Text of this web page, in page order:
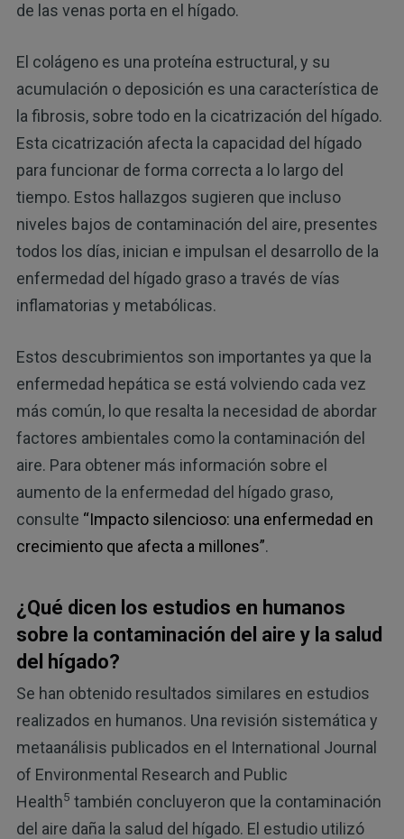
de las venas porta en el hígado.
El colágeno es una proteína estructural, y su
acumulación o deposición es una característica de
la fibrosis, sobre todo en la cicatrización del hígado.
Esta cicatrización afecta la capacidad del hígado
para funcionar de forma correcta a lo largo del
tiempo. Estos hallazgos sugieren que incluso
niveles bajos de contaminación del aire, presentes
todos los días, inician e impulsan el desarrollo de la
enfermedad del hígado graso a través de vías
inflamatorias y metabólicas.
Estos descubrimientos son importantes ya que la
enfermedad hepática se está volviendo cada vez
más común, lo que resalta la necesidad de abordar
factores ambientales como la contaminación del
aire. Para obtener más información sobre el
aumento de la enfermedad del hígado graso,
consulte “Impacto silencioso: una enfermedad en
crecimiento que afecta a millones”.
¿Qué dicen los estudios en humanos
sobre la contaminación del aire y la salud
del hígado?
Se han obtenido resultados similares en estudios
realizados en humanos. Una revisión sistemática y
metaanálisis publicados en el International Journal
of Environmental Research and Public
Health5 también concluyeron que la contaminación
del aire daña la salud del hígado. El estudio utilizó